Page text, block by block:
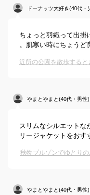
ドーナッツ大好き(40代・
ちょっと羽織って出掛
。肌寒い時にちょうど
やまとやまと(40代・男性)
スリムなシルエットな
リージャケットをおす
秋物ブルゾンでゆとり
やまとやまと(40代・男性)